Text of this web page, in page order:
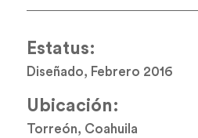
Estatus:
Diseñado, Febrero 2016
Ubicación:
Torreón, Coahuila